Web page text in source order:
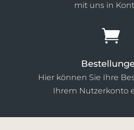
mit uns in

Hier können Sie Ihre
Ihrem Nutzerkonto